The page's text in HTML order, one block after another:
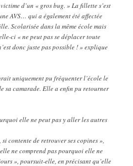
d’un « gros bug. » La fillette s’est
AVS… qui a également été affectée
Scolarisée dans la même école mais
ci « ne peut pas se déplacer toute
donc juste pas possible ! » explique
uniquement pu fréquenter l’école le
sa camarade. Elle a enfin pu retourner
elle ne peut pas y aller les autres
contente de retrouver ses copines »,
ne comprend pas pourquoi elle ne
», poursuit-elle, en précisant qu’elle